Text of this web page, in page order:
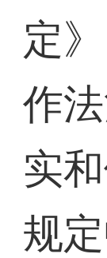
定
作
实
规